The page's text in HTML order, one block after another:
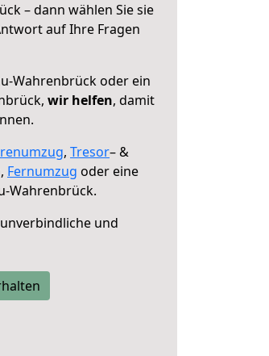
– dann wählen Sie sie
auf Ihre Fragen
Wahrenbrück oder ein
wir helfen, damit
, Tresor– &
Fernumzug oder eine
Wahrenbrück.
und